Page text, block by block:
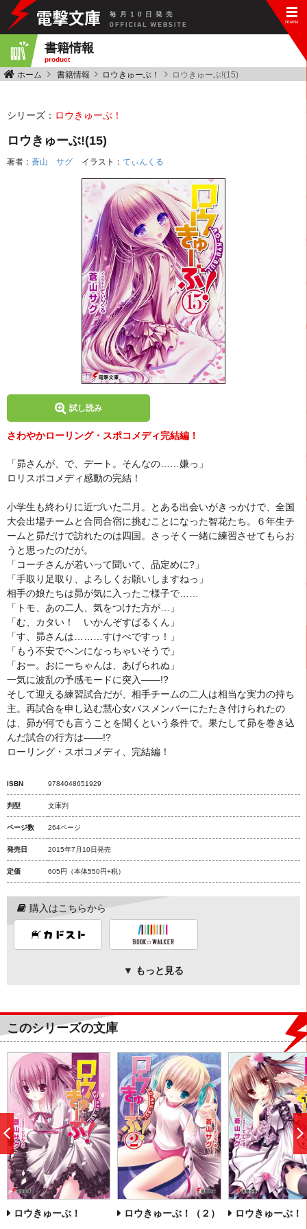
毎 月 10 日 発 売
書籍情報
product
ホーム 書籍情報 ロウきゅーぶ！ ロウきゅーぶ!(15)
シリーズ： ロウきゅーぶ！
ロウきゅーぶ!(15)
著者： 蒼山 サグ イラスト： てぃんくる
試し読み
さわやかローリング・スポコメディ完結編！
「昴さんが、で、デート。そんなの……嫌っ」
ロリスポコメディ感動の完結！
小学生も終わりに近づいた二月。とある出会いがきっかけで、全国
大会出場チームと合同合宿に挑むことになった智花たち。６年生チ
ームと昴だけで訪れたのは四国。さっそく一緒に練習させてもらお
うと思ったのだが。
「コーチさんが若いって聞いて、品定めに?」
「手取り足取り、よろしくお願いしますねっ」
相手の娘たちは昴が気に入ったご様子で……
「トモ、あの二人、気をつけた方が…」
「む、カタい！ いかんぞすばるくん」
「す、昴さんは………すけべですっ！」
「もう不安でヘンになっちゃいそうで」
「おー。おにーちゃんは、あげられぬ」
一気に波乱の予感モードに突入――!?
そして迎える練習試合だが、相手チームの二人は相当な実力の持ち
主。再試合を申し込む慧心女バスメンバーにたたき付けられたの
は、昴が何でも言うことを聞くという条件で。果たして昴を巻き込
んだ試合の行方は――!?
ローリング・スポコメディ、完結編！
ISBN 9784048651929
判型 文庫判
ページ数 264ページ
発売日 2015年7月10日発売
定価 605円 （本体550円+税）
購入はこちらから
▼ もっと見る
このシリーズの文庫
ロウきゅーぶ！ ロウきゅーぶ！（２） ロウきゅーぶ！
前
へ